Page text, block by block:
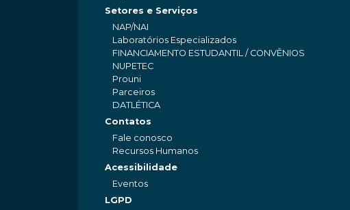
Setores e Serviços
NAP/NAI
Laboratórios Especializados
FINANCIAMENTO ESTUDANTIL / CONVÊNIOS
NUPETEC
Prouni
Parceiros
DATLÉTICA
Contatos
Fale conosco
Recursos Humanos
Acessibilidade
Eventos
LGPD